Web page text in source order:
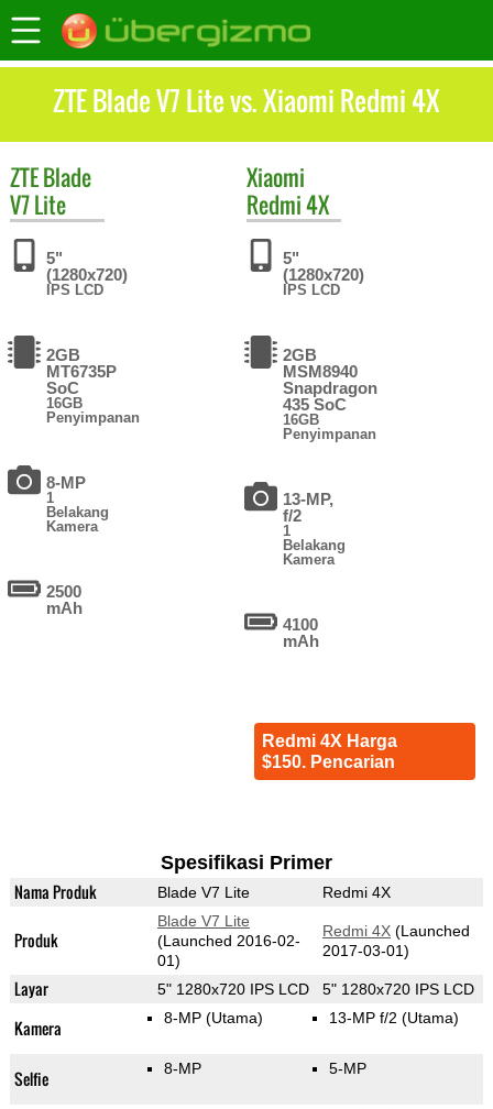
ZTE Blade V7 Lite vs. Xiaomi Redmi 4X
ZTEBlade
V7 Lite
5"
(1280x720)
IPS LCD
2GB
MT6735P
SoC
16GB
Penyimpanan
8-MP
1
Belakang
Kamera
2500
mAh
Xiaomi
Redmi 4X
5"
(1280x720)
IPS LCD
2GB
MSM8940
Snapdragon
435 SoC
16GB
Penyimpanan
13-MP,
f/2
1
Belakang
Kamera
4100
mAh
Redmi 4X Harga
$150. Pencarian
Spesifikasi Primer
Nama Produk Blade V7 Lite Redmi 4X
Produk
Blade V7 Lite
(Launched 2016-02-
01)
Redmi 4X(Launched
2017-03-01)
Layar 5" 1280x720 IPS LCD 5" 1280x720 IPS LCD
Kamera 8-MP (Utama) 13-MP f/2 (Utama)
Selfie 8-MP 5-MP